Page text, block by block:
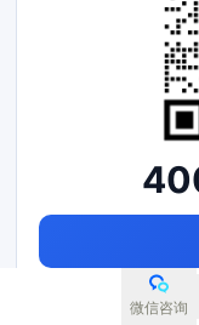
微信咨询